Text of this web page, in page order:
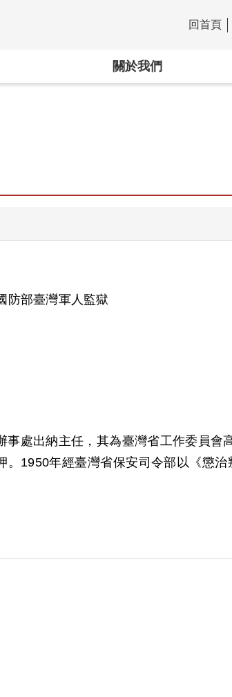
:::
回首頁
關於我們
防部臺灣軍人監獄
處出納主任，其為臺灣省工作委員會
1950年經臺灣省保安司令部以《懲
次臨時董事會審核通過予以補償。補